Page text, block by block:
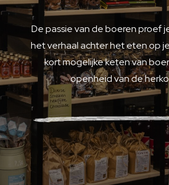
De passie van de boeren proef
het verhaal achter het eten op
kort mogelijke keten van
openheid van de